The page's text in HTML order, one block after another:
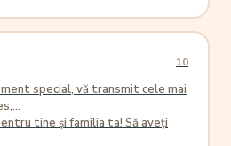
10
special, vă transmit cele mai
tine și familia ta! Să aveți